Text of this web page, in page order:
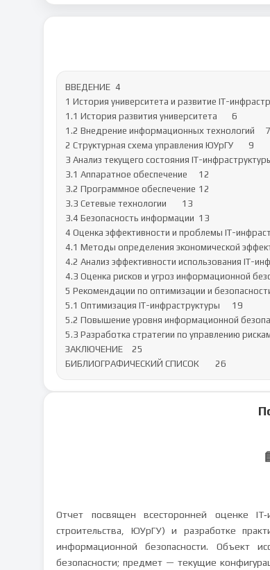
ВВЕДЕНИЕ	4
1 История университета и развитие IT-
1.1 История развития университета	6
1.2 Внедрение информационных технологий	7
2 Структурная схема управления ЮУрГУ	9
3 Анализ текущего состояния IT-инфраструктуры
3.1 Аппаратное обеспечение	12
3.2 Программное обеспечение	12
3.3 Сетевые технологии	13
3.4 Безопасность информации	13
4 Оценка эффективности и проблемы IT-
4.1 Методы определения экономической
4.2 Анализ эффективности использования IT-
4.3 Оценка рисков и угроз информационной
5 Рекомендации по оптимизации и безопасности
5.1 Оптимизация IT-инфраструктуры	19
5.2 Повышение уровня информационной
5.3 Разработка стратегии по управлению рисками
ЗАКЛЮЧЕНИЕ	25
БИБЛИОГРАФИЧЕСКИЙ СПИСОК	26
Отчет посвящен всесторонней оценке
строительства, ЮУрГУ) и разработке
информационной безопасности. Объект
безопасности; предмет — текущие